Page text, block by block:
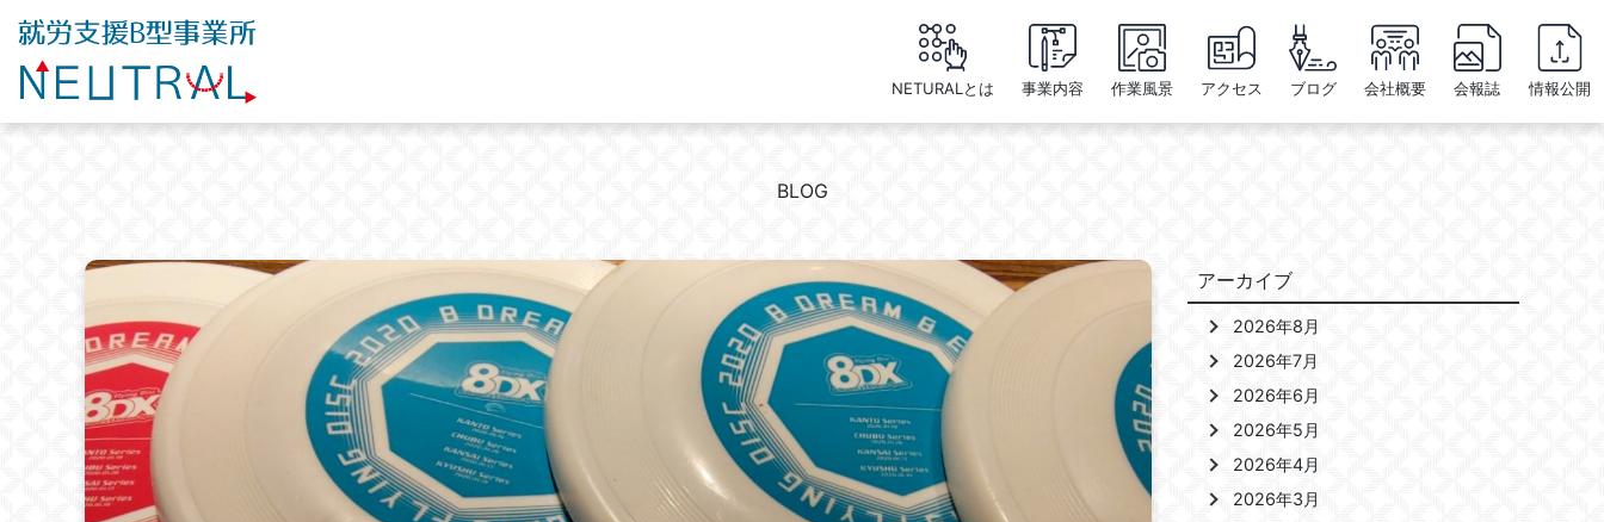
NETURALとは 事業内容 作業風景 アクセス ブログ 会社概要 会報誌 情報公開
BLOG
アーカイブ
2026年8月
2026年7月
2026年6月
2026年5月
2026年4月
2026年3月